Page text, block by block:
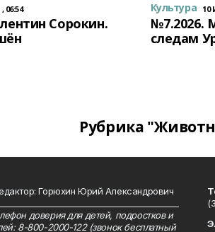
Сорокин.
Культура 10
№7.2026.
следам
Рубрика
Горюхин Юрий Александрович
доверия для детей, подростков и
8-800-2000-122 (звонок бесплатный